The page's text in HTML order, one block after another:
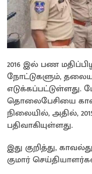
2016 இல் பண
நோட்டுகளும்,
எடுக்கப்பட்டுள்ளது.
தொலைபேசியை
நிலையில், அதில்,
பதிவாகியுள்ளது.
இது குறித்து,
குமார்